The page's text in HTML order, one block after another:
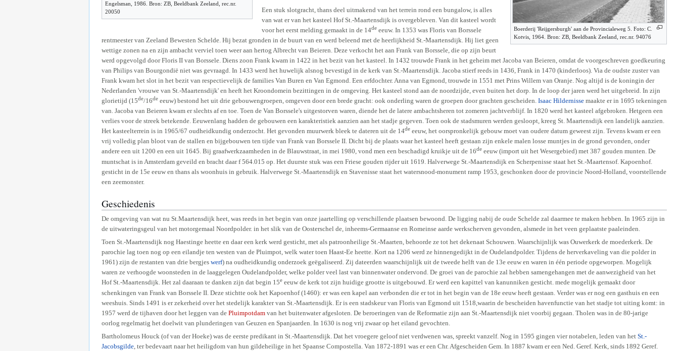
Engelsman, 1986. Bron: ZB, Beeldbank Zeeland, rec.nr.
20050
Boerderij 'Reijgersburgh' aan de Provincialeweg 5. Foto: C.
Kotvis, 1964. Bron: ZB, Beeldbank Zeeland, rec.nr. 94076
Een stuk slotgracht, thans deel uitmakend van het terrein rond een bungalow, is alles
van wat er van het kasteel Hof St.-Maartensdijk is overgebleven. Van dit kasteel wordt
voor het eerst melding gemaakt in de 14de eeuw. In 1353 was Floris van Borssele
rentmeester van Zeeland Bewesten Schelde. Hij bezat gronden in de buurt van en werd beleend met de heerlijkheid St.-Maartensdijk. Hij liet geen
wettige zonen na en zijn ambacht verviel toen weer aan hertog Albrecht van Beieren. Deze verkocht het aan Frank van Borssele, die op zijn beurt
werd opgevolgd door Floris II van Borssele. Diens zoon Frank kwam in 1422 in het bezit van het kasteel. In 1432 trouwde Frank in het geheim met Jacoba van Beieren, omdat de voorgeschreven goedkeuring
van Philips van Bourgondië niet was gevraagd. In 1433 werd het huwelijk alsnog bevestigd in de kerk van St.-Maartensdijk. Jacoba stierf reeds in 1436, Frank in 1470 (kinderloos). Via de oudste zuster van
Frank kwam het slot in het bezit van respectievelijk de families Van Buren en Van Egmond. Een erfdochter. Anna van Egmond, trouwde in 1551 met Prins Willem van Oranje. Nog altijd is de koningin der
Nederlanden 'vrouwe van St.-Maartensdijk' en heeft het Kroondomein bezittingen in de omgeving. Het kasteel stond aan de noordzijde, even buiten het dorp. In de loop der jaren werd het uitgebreid. In zijn
glorietijd (15de/16de eeuw) bestond het uit drie gebouwengroepen, omgeven door een brede gracht: ook onderling waren de groepen door grachten gescheiden. Isaac Hildernisse maakte er in 1695 tekeningen
van. Jacoba van Beieren kwam er slechts af en toe. Toen de Van Borssele's uitgestorven waren, diende het de latere ambachtsheren tot zomeren jachtverblijf. In 1820 werd het kasteel afgebroken. Hetgeen een
verlies voor de streek betekende. Eeuwenlang hadden de gebouwen een karakteristiek aanzien aan het stadje gegeven. Toen ook de stadsmuren werden gesloopt, kreeg St. Maartensdijk een landelijk aanzien.
Het kasteelterrein is in 1965/67 oudheidkundig onderzocht. Het gevonden muurwerk bleek te dateren uit de 14de eeuw, het oorspronkelijk gebouw moet van oudere datum geweest zijn. Tevens kwam er een
vrij volledig plan bloot van de stallen en bijgebouwen ten tijde van Frank van Borssele II. Dicht bij de plaats waar het kasteel heeft gestaan zijn enkele malen losse muntjes in de grond gevonden, onder
andere een uit 1200 en een uit 1645. Bij graafwerkzaamheden in de Blauwstraat, in mei 1980, vond men een beschadigd kruikje uit de 16de eeuw (import uit het Wesergebied) met 387 gouden munten. De
muntschat is in Amsterdam geveild en bracht daar f 564.015 op. Het duurste stuk was een Friese gouden rijder uit 1619. Halverwege St.-Maartensdijk en Scherpenisse staat het St.-Maartensof. Kapoenhof.
gesticht in de 15e eeuw en thans als woonhuis in gebruik. Halverwege St.-Maartensdijk en Stavenisse staat het watersnood-monument ramp 1953, geschonken door de provincie Noord-Holland, voorstellende
een zeemonster.
Geschiedenis
De omgeving van wat nu St.Maartensdijk heet, was reeds in het begin van onze jaartelling op verschillende plaatsen bewoond. De ligging nabij de oude Schelde zal daarmee te maken hebben. In 1965 zijn in
de uitwateringsgeul van het motorgemaal Noordpolder. in het slik van de Oosterschel de, inheems-Germaanse en Romeinse aarde werkscherven gevonden, alsmede in het veen geplaatste paaleinden.
Toen St.-Maartensdijk nog Haestinge heette en daar een kerk werd gesticht, met als patroonheilige St.-Maarten, behoorde ze tot het dekenaat Schouwen. Waarschijnlijk was Ouwerkerk de moederkerk. De
parochie lag toen nog op een eilandje ten westen van de Pluimpot, welk water toen Haast-Ee heette. Kort na 1206 werd ze hinnengedijkt in de Oudelandpolder. Tijdens de herverkaveling van die polder in
1961) zijn de restanten van drie bergjes werf) na oudheidkundig onderzoek geëgaliseerd. Zij dateerden waarschijnlijk uit de tweede helft van de 13e eeuw en waren in één periode opgeworpen. Mogelijk
waren ze verhoogde woonsteden in de laaggelegen Oudelandpolder, welke polder veel last van binnenwater ondervond. De groei van de parochie zal hebben samengehangen met de aanwezigheid van het
Hof St.-Maartensdijk. Het zal daaraan te danken zijn dat begin 15e eeuw de kerk tot zijn huidige grootte is uitgebouwd. Er werd een kapittel van kanunniken gesticht. mede mogelijk gemaakt door
schenkingen van Frank van Borssele II. Deze stichtte ook het Kapoenhof (1460): er was een kapel aan verbonden die er tot in het begin van de 18e eeuw heeft gestaan. Verder was er nog een gasthuis en een
weeshuis. Sinds 1491 is er zekerheid over het stedelijk karakter van St.-Maartensdijk. Er is een stadskeur van Floris van Egmond uit 1518,waarin de bescheiden havenfunctie van het stadje tot uiting komt: in
1957 werd de tijhaven door het leggen van de Pluimpotdam van het buitenwater afgesloten. De beroeringen van de Reformatie zijn aan St.-Maartensdijk niet voorbij gegaan. Tholen was in de 80-jarige
oorlog regelmatig het doelwit van plunderingen van Geuzen en Spanjaarden. In 1630 is nog vrij zwaar op het eiland gevochten.
Bartholomeus Houck (of van der Hoeke) was de eerste predikant in St.-Maartensdijk. Dat het vroegere geloof niet verdwenen was, spreekt vanzelf. Nog in 1595 gingen vier notabelen, leden van het St.-
Jacobsgilde, ter bedevaart naar het heiligdom van hun gildeheilige in het Spaanse Compostella. Van 1872-1891 was er een Chr. Afgescheiden Gem. In 1887 kwam er een Ned. Geref. Kerk, sinds 1892 Geref.